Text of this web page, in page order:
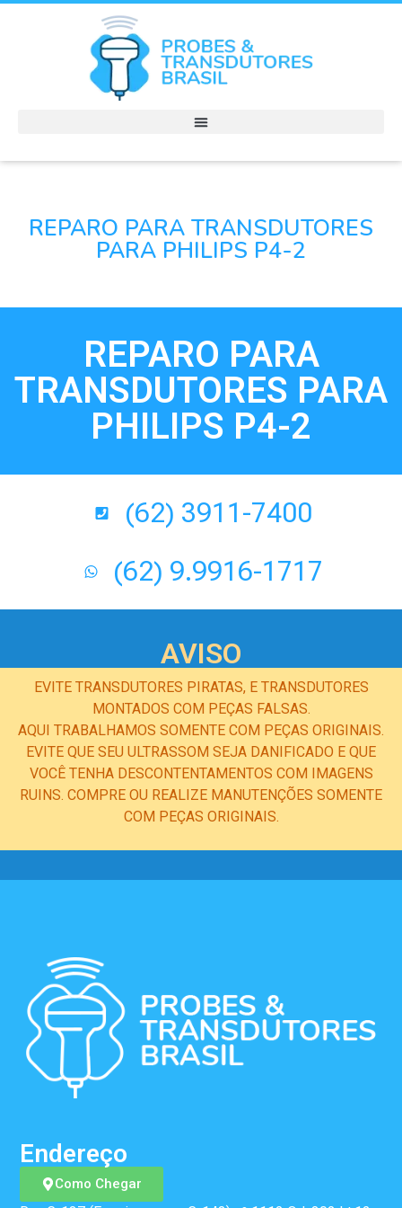
REPARO PARA TRANSDUTORES
PARA PHILIPS P4-2
REPARO PARA
TRANSDUTORES PARA
PHILIPS P4-2
(62) 3911-7400
(62) 9.9916-1717
AVISO
EVITE TRANSDUTORES PIRATAS, E TRANSDUTORES
MONTADOS COM PEÇAS FALSAS.
AQUI TRABALHAMOS SOMENTE COM PEÇAS ORIGINAIS.
EVITE QUE SEU ULTRASSOM SEJA DANIFICADO E QUE
VOCÊ TENHA DESCONTENTAMENTOS COM IMAGENS
RUINS. COMPRE OU REALIZE MANUTENÇÕES SOMENTE
COM PEÇAS ORIGINAIS.
Como Chegar
Endereço